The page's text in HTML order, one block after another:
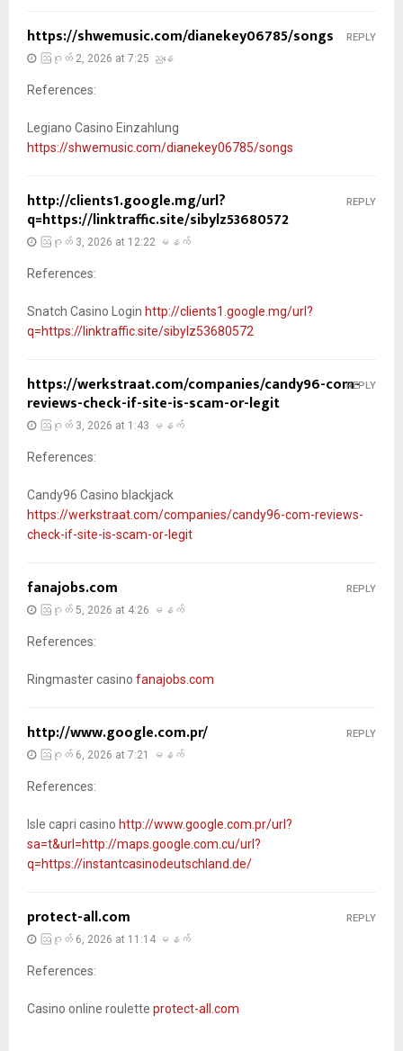
https://shwemusic.com/dianekey06785/songs
ဩဂုတ် 2, 2026 at 7:25 ညနေ
References:
Legiano Casino Einzahlung
https://shwemusic.com/dianekey06785/songs
REPLY
http://clients1.google.mg/url?
q=https://linktraffic.site/sibylz53680572
ဩဂုတ် 3, 2026 at 12:22 မနက်
References:
Snatch Casino Login http://clients1.google.mg/url?
q=https://linktraffic.site/sibylz53680572
REPLY
https://werkstraat.com/companies/candy96-com-
reviews-check-if-site-is-scam-or-legit
ဩဂုတ် 3, 2026 at 1:43 မနက်
References:
Candy96 Casino blackjack
https://werkstraat.com/companies/candy96-com-reviews-
check-if-site-is-scam-or-legit
REPLY
fanajobs.com
ဩဂုတ် 5, 2026 at 4:26 မနက်
References:
Ringmaster casino fanajobs.com
REPLY
http://www.google.com.pr/
ဩဂုတ် 6, 2026 at 7:21 မနက်
References:
Isle capri casino http://www.google.com.pr/url?
sa=t&url=http://maps.google.com.cu/url?
q=https://instantcasinodeutschland.de/
REPLY
protect-all.com
ဩဂုတ် 6, 2026 at 11:14 မနက်
References:
Casino online roulette protect-all.com
REPLY